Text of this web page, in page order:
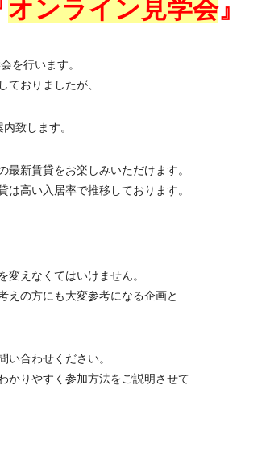
オンライン見学会』
を行います。
おりましたが、
致します。
新賃貸をお楽しみいただけます。
高い入居率で推移しております。
えなくてはいけません。
えの方にも大変参考になる企画と
合わせください。
かりやすく参加方法をご説明させて